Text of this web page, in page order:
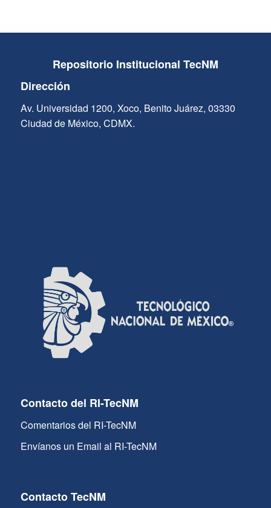
Repositorio Institucional TecNM
Dirección
Av. Universidad 1200, Xoco, Benito Juárez, 03330
Ciudad de México, CDMX.
Contacto del RI-TecNM
Comentarios del RI-TecNM
Envíanos un Email al RI-TecNM
Contacto TecNM